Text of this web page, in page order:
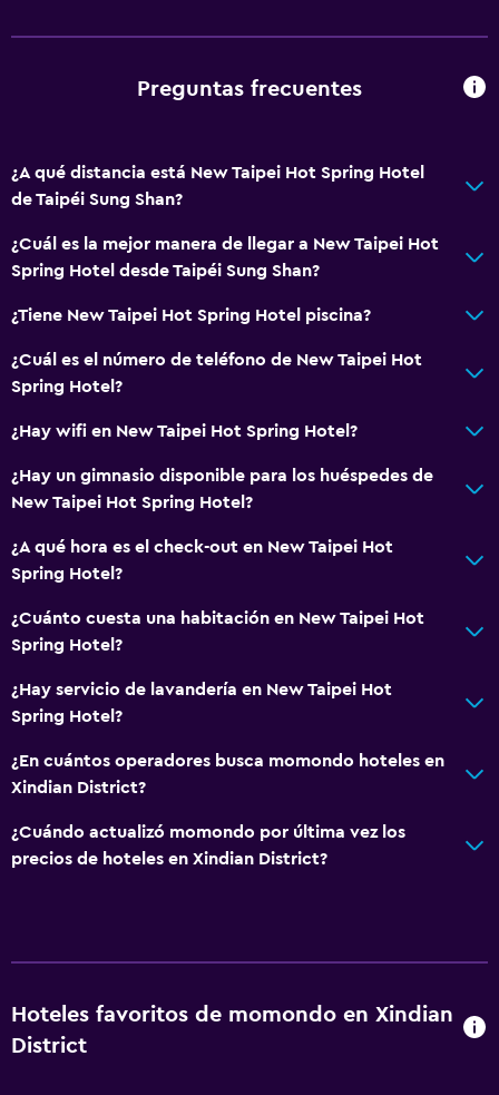
Mostrador de información turística
Acceso con tarjeta
Accesibilidad y adecuación
Accesibilidad
Ascensor
Para no fumadores
Lavabo bajo
Inodoro con barras de apoyo
Habitaciones familiares
Teléfono
Espacio de almacenamiento
Sistema de entretenimiento
TV de pantalla plana
Sala de estar/TV compartida
TV
Botiquín de primeros auxilios
Cámaras CCTV en zonas comunes
Cámaras CCTV en el exterior
Preguntas frecuentes
¿A qué distancia está New Taipei Hot Spring Hotel
de Taipéi Sung Shan?
¿Cuál es la mejor manera de llegar a New Taipei Hot
Spring Hotel desde Taipéi Sung Shan?
¿Tiene New Taipei Hot Spring Hotel piscina?
¿Cuál es el número de teléfono de New Taipei Hot
Spring Hotel?
¿Hay wifi en New Taipei Hot Spring Hotel?
¿Hay un gimnasio disponible para los huéspedes de
New Taipei Hot Spring Hotel?
¿A qué hora es el check-out en New Taipei Hot
Spring Hotel?
¿Cuánto cuesta una habitación en New Taipei Hot
Spring Hotel?
¿Hay servicio de lavandería en New Taipei Hot
Spring Hotel?
¿En cuántos operadores busca momondo hoteles en
Xindian District?
¿Cuándo actualizó momondo por última vez los
precios de hoteles en Xindian District?
Hoteles favoritos de momondo en Xindian
District